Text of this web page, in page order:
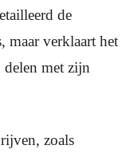
de
maar verklaart het
met zijn
zoals